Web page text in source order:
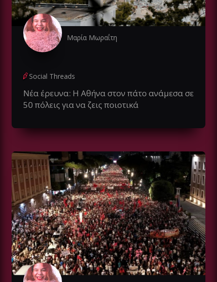
Μαρία Μωραΐτη
Social Threads
Νέα έρευνα: Η Αθήνα στον πάτο ανάμεσα σε
50 πόλεις για να ζεις ποιοτικά